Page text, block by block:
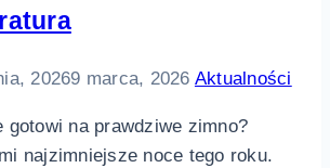
20269 marca, 2026 Aktualności
gotowi na prawdziwe zimno?
najzimniejsze noce tego roku.